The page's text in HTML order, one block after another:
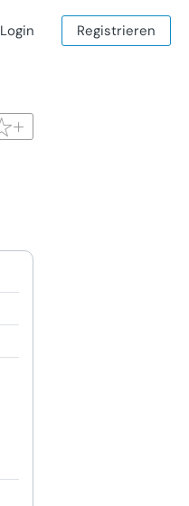
Login Registrieren